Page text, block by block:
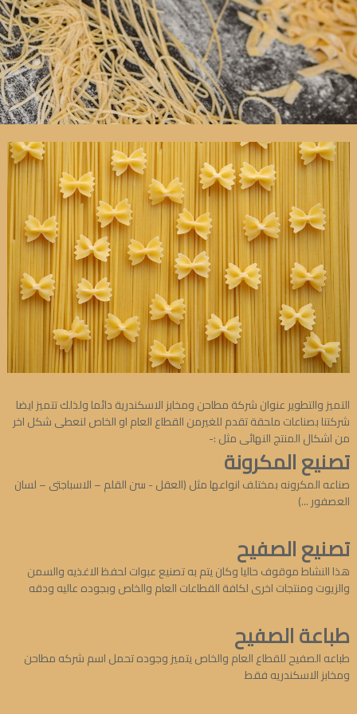
س
ك
ن
د
ر
ي
ة
التميز والتطوير عنوان شركة مطاحن ومخابز الاسكندرية دائما ولذلك تتميز ايضا
شركتنا بصناعات ملحقة تقدم للغيرمن القطاع العام او الخاص لنعطى شكل اخر
من اشكال المنتج النهائى مثل :-
تصنيع المكرونة
صناعه المكرونه بمختلف انواعها مثل (العقل - سن القلم – الاسباجتى – لسان
العصفور ...)
تصنيع الصفيح
هذا النشاط موقوف حاليا وكان يتم به تصنيع عبوات لحفظ الاغذيه والسمن
والزيوت ومنتجات اخرى لكافة القطاعات العام والخاص وبجوده عاليه ودقه
طباعة الصفيح
طباعه الصفيح للقطاع العام والخاص يتميز وجوده تحمل اسم شركه مطاحن
ومخابز الاسكندريه فقط